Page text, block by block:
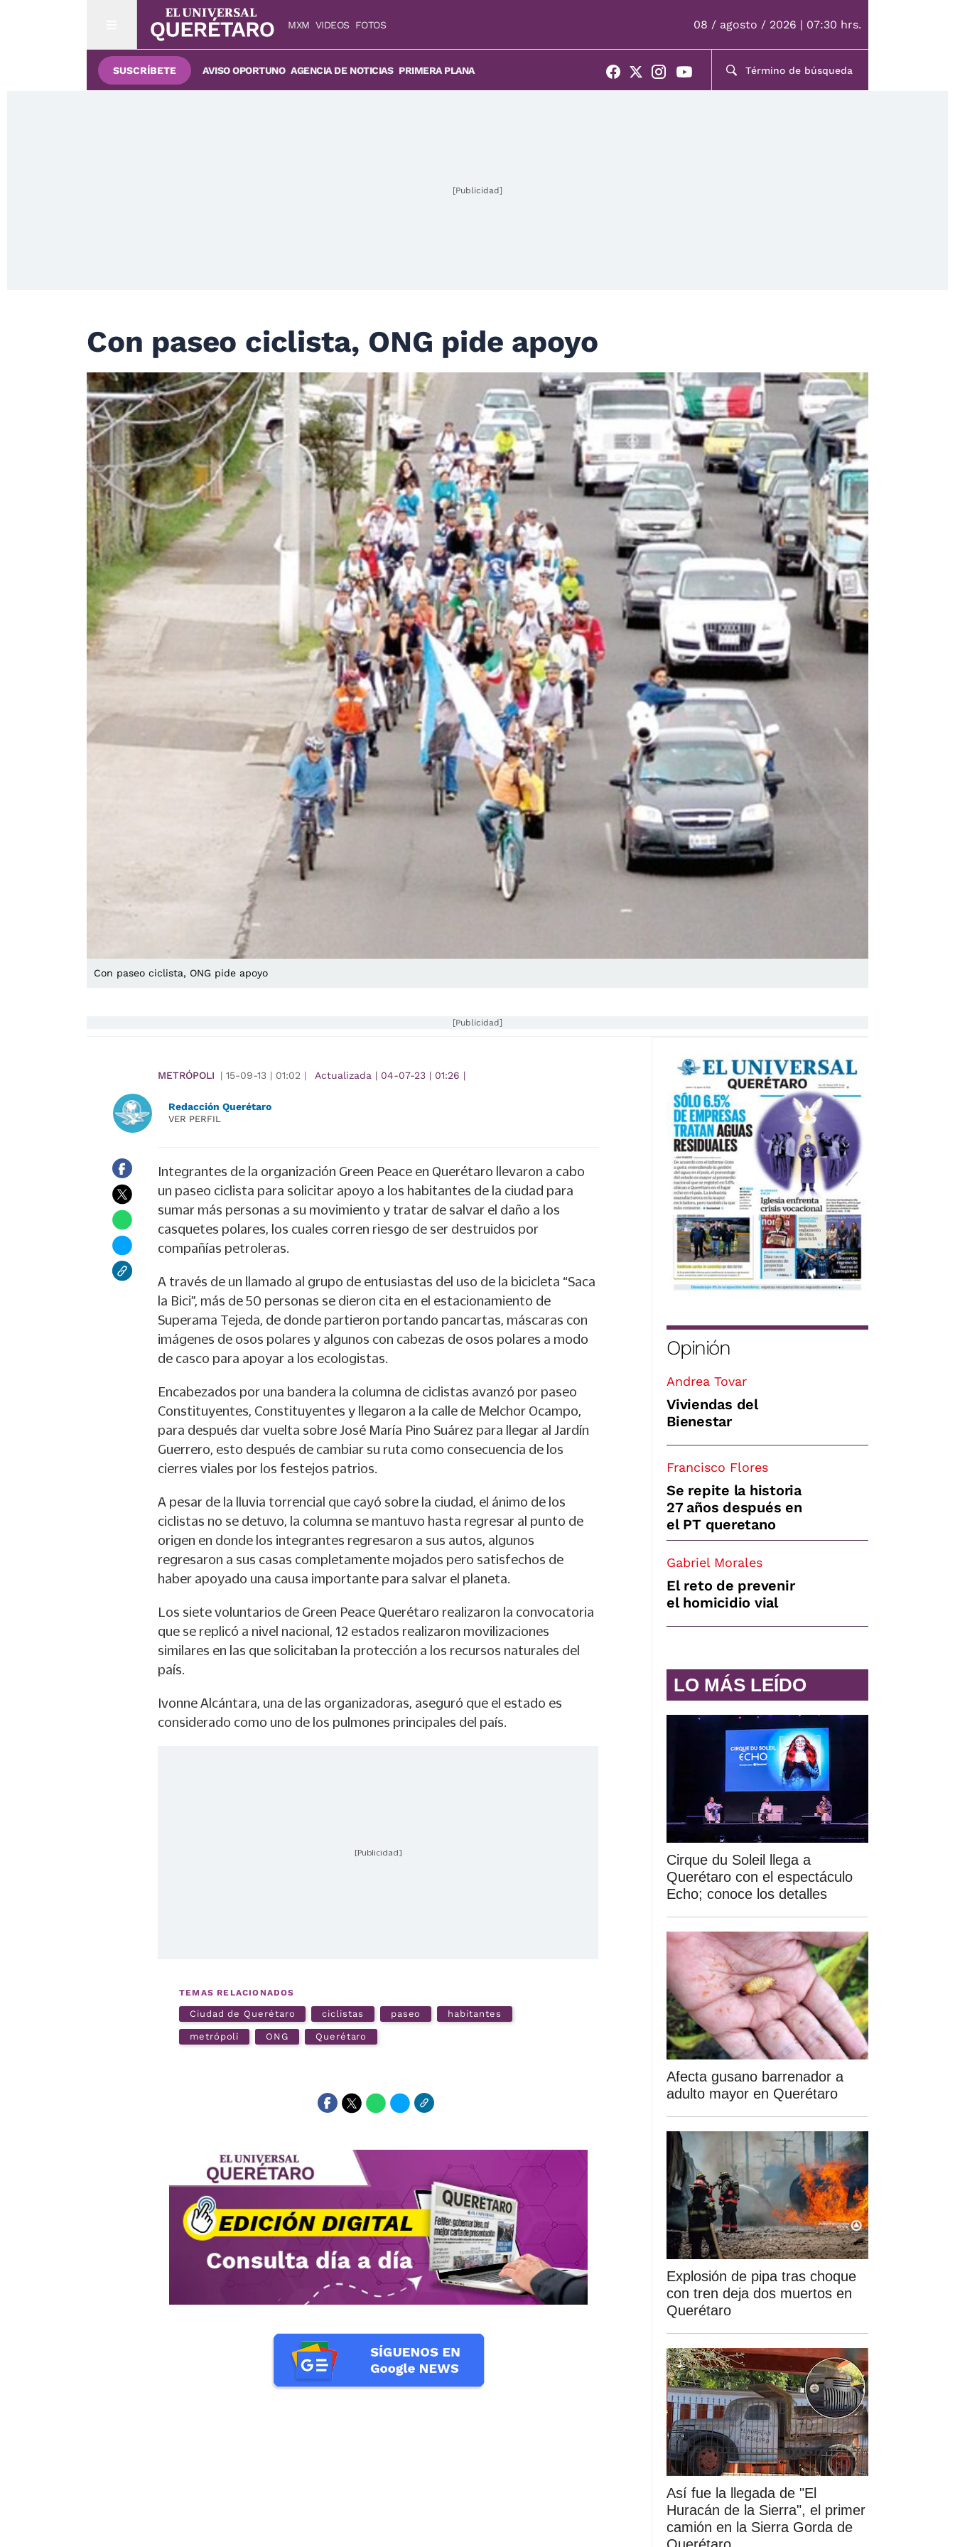
MXM VIDEOS FOTOS 08 / agosto / 2026 | 07:30 hrs.
SUSCRÍBETE AVISO OPORTUNO AGENCIA DE NOTICIAS PRIMERA PLANA
[Publicidad]
Con paseo ciclista, ONG pide apoyo
Con paseo ciclista, ONG pide apoyo
[Publicidad]
METRÓPOLI | 15-09-13 | 01:02 | Actualizada | 04-07-23 | 01:26 |
Redacción Querétaro
VER PERFIL
Integrantes de la organización Green Peace en Querétaro llevaron a cabo
un paseo ciclista para solicitar apoyo a los habitantes de la ciudad para
sumar más personas a su movimiento y tratar de salvar el daño a los
casquetes polares, los cuales corren riesgo de ser destruidos por
compañías petroleras.
A través de un llamado al grupo de entusiastas del uso de la bicicleta “Saca
la Bici”, más de 50 personas se dieron cita en el estacionamiento de
Superama Tejeda, de donde partieron portando pancartas, máscaras con
imágenes de osos polares y algunos con cabezas de osos polares a modo
de casco para apoyar a los ecologistas.
Encabezados por una bandera la columna de ciclistas avanzó por paseo
Constituyentes, Constituyentes y llegaron a la calle de Melchor Ocampo,
para después dar vuelta sobre José María Pino Suárez para llegar al Jardín
Guerrero, esto después de cambiar su ruta como consecuencia de los
cierres viales por los festejos patrios.
A pesar de la lluvia torrencial que cayó sobre la ciudad, el ánimo de los
ciclistas no se detuvo, la columna se mantuvo hasta regresar al punto de
origen en donde los integrantes regresaron a sus autos, algunos
regresaron a sus casas completamente mojados pero satisfechos de
haber apoyado una causa importante para salvar el planeta.
Los siete voluntarios de Green Peace Querétaro realizaron la convocatoria
que se replicó a nivel nacional, 12 estados realizaron movilizaciones
similares en las que solicitaban la protección a los recursos naturales del
país.
Ivonne Alcántara, una de las organizadoras, aseguró que el estado es
considerado como uno de los pulmones principales del país.
[Publicidad]
TEMAS RELACIONADOS
Ciudad de Querétaro ciclistas paseo habitantes
metrópoli ONG Querétaro
Opinión
Andrea Tovar
Viviendas del
Bienestar
Francisco Flores
Se repite la historia
27 años después en
el PT queretano
Gabriel Morales
El reto de prevenir
el homicidio vial
LO MÁS LEÍDO
Cirque du Soleil llega a
Querétaro con el espectáculo
Echo; conoce los detalles
Afecta gusano barrenador a
adulto mayor en Querétaro
Explosión de pipa tras choque
con tren deja dos muertos en
Querétaro
Así fue la llegada de "El
Huracán de la Sierra", el primer
camión en la Sierra Gorda de